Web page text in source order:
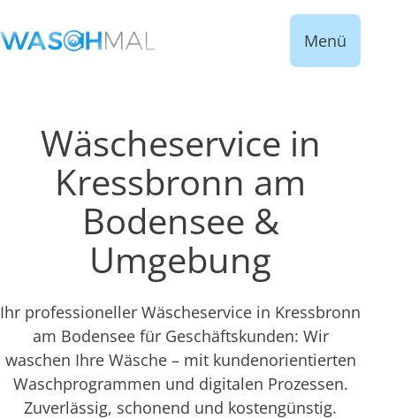
Menü
Wäscheservice in
Kressbronn am
Bodensee &
Umgebung
Ihr professioneller Wäscheservice in Kressbronn
am Bodensee für Geschäftskunden: Wir
waschen Ihre Wäsche – mit kundenorientierten
Waschprogrammen und digitalen Prozessen.
Zuverlässig, schonend und kostengünstig.